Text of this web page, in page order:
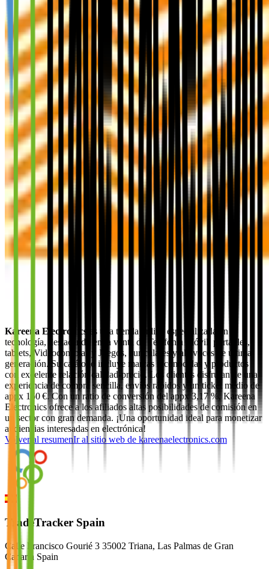
Kareena Electronics es una tienda online especializada en
tecnología, destacando en la venta de Telefonía Móvil, portátiles,
tablets, Videoconsolas y Juegos, auriculares y altavoces de última
generación. Su catálogo incluye marcas reconocidas y productos
con excelente relación calidad-precio. Los clientes disfrutan de una
experiencia de compra sencilla, envíos rápidos y un ticket medio de
appx 150 €. Con un ratio de conversión del appx 3,17 %, Kareena
Electronics ofrece a los afiliados altas posibilidades de comisión en
un sector con gran demanda. ¡Una oportunidad ideal para monetizar
audiencias interesadas en electrónica!
Volver al resumenIr al sitio web de kareenaelectronics.com
TradeTracker Spain
Calle Francisco Gourié 3 35002 Triana, Las Palmas de Gran
Canaria Spain